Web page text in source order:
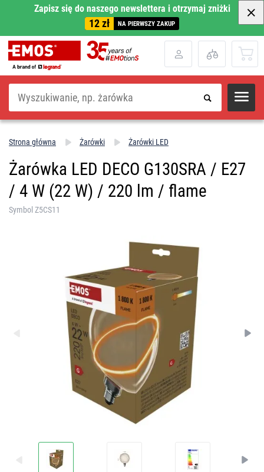
Zapisz się do naszego newslettera i otrzymaj zniżki
12 zł NA PIERWSZY ZAKUP
Szukaj
Strona główna Żarówki Żarówki LED
Żarówka LED DECO G130SRA / E27
/ 4 W (22 W) / 220 lm / flame
Symbol Z5CS11